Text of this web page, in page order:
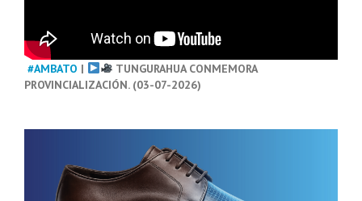
#AMBATO |
TUNGURAHUA CONMEMORA
PROVINCIALIZACIÓN. (03-07-2026)